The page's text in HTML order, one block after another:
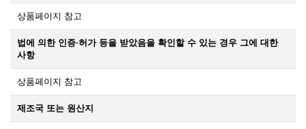
상품페이지 참고
법에 의한 인증·허가 등을 받았음을 확인할 수 있는 경우 그에 대한
사항
상품페이지 참고
제조국 또는 원산지